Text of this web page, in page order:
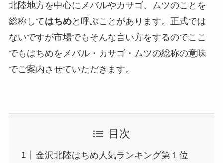
北陸地方を中心にメバルやカサゴ、ムツのことを
総称してはちめと呼ぶことがあります。正式では
ないですが市場でもそんな言い方をするのでここ
でもはちめをメバル・カサゴ・ムツの総称の意味
でご案内させていただきます。
目次
金沢北陸はちめ人気ランキング第１位